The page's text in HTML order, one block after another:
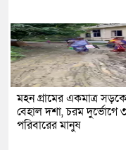
মহন গ্রামের একমাত্র
বেহাল দশা, চরম দুর্ভোগে
পরিবারের মানুষ